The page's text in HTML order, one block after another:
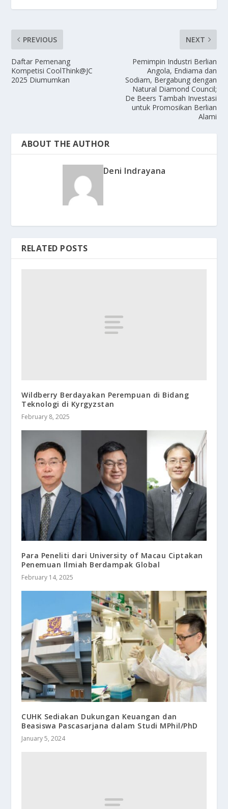
PREVIOUS
Daftar Pemenang
Kompetisi CoolThink@JC
2025 Diumumkan
NEXT
Pemimpin Industri Berlian
Angola, Endiama dan
Sodiam, Bergabung dengan
Natural Diamond Council;
De Beers Tambah Investasi
untuk Promosikan Berlian
Alami
ABOUT THE AUTHOR
Deni Indrayana
RELATED POSTS
Wildberry Berdayakan Perempuan di Bidang
Teknologi di Kyrgyzstan
February 8, 2025
Para Peneliti dari University of Macau Ciptakan
Penemuan Ilmiah Berdampak Global
February 14, 2025
CUHK Sediakan Dukungan Keuangan dan
Beasiswa Pascasarjana dalam Studi MPhil/PhD
January 5, 2024